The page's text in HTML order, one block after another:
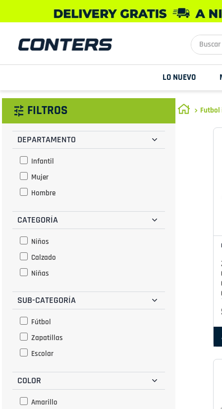
Buscar
LO NUEVO
FILTROS
DEPARTAMENTO
Infantil
Mujer
Hombre
CATEGORÍA
Niños
Calzado
Niñas
SUB-CATEGORÍA
Fútbol
Zapatillas
Escolar
COLOR
Amarillo